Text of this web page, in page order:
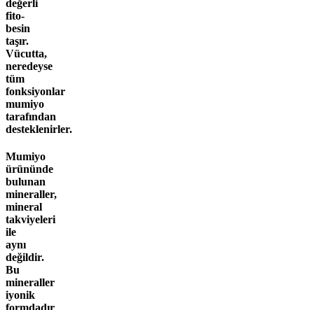
değerli
fito-
besin
taşır.
Vücutta,
neredeyse
tüm
fonksiyonlar
mumiyo
tarafından
desteklenirler.
Mumiyo
ürününde
bulunan
mineraller,
mineral
takviyeleri
ile
aynı
değildir.
Bu
mineraller
iyonik